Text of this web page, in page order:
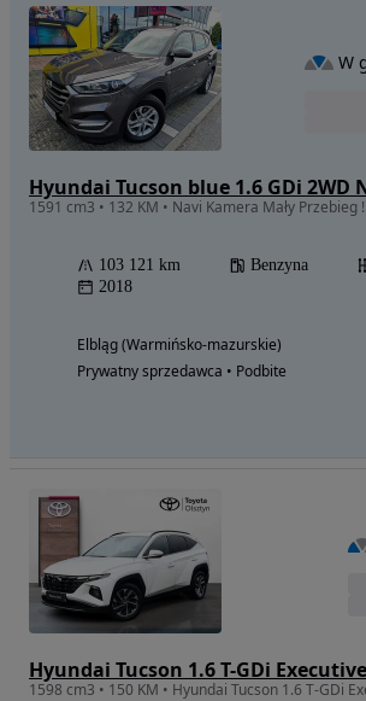
Hyundai Tucson blue 1.6 GDi 2WD
1591 cm3 • 132 KM • Navi Kamera Mały Przebieg
103 121 km Benzyna
2018
Elbląg (Warmińsko-mazurskie)
Prywatny sprzedawca • Podbite
W
Hyundai Tucson 1.6 T-GDi
1598 cm3 • 150 KM • Hyundai Tucson 1.6 T-GDi